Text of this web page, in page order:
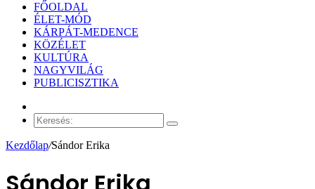
FŐOLDAL
ÉLET-MÓD
KÁRPÁT-MEDENCE
KÖZÉLET
KULTÚRA
NAGYVILÁG
PUBLICISZTIKA
cikk
Keresés:
Kezdőlap/Sándor Erika